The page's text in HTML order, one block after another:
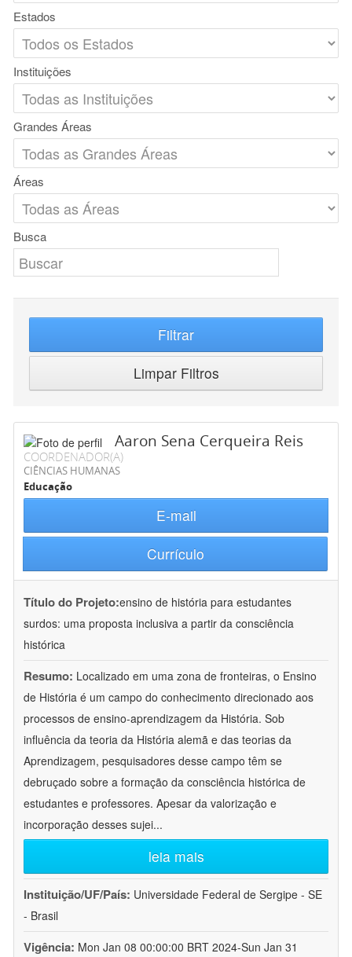
Estados
Instituições
Grandes Áreas
Áreas
Busca
Filtrar
Limpar Filtros
Aaron Sena Cerqueira Reis
COORDENADOR(A)
CIÊNCIAS HUMANAS
Educação
E-mail
Currículo
Título do Projeto:ensino de história para estudantes
surdos: uma proposta inclusiva a partir da consciência
histórica
Resumo: Localizado em uma zona de fronteiras, o Ensino
de História é um campo do conhecimento direcionado aos
processos de ensino-aprendizagem da História. Sob
influência da teoria da História alemã e das teorias da
Aprendizagem, pesquisadores desse campo têm se
debruçado sobre a formação da consciência histórica de
estudantes e professores. Apesar da valorização e
incorporação desses sujei...
leia mais
Instituição/UF/País: Universidade Federal de Sergipe - SE
- Brasil
Vigência: Mon Jan 08 00:00:00 BRT 2024-Sun Jan 31